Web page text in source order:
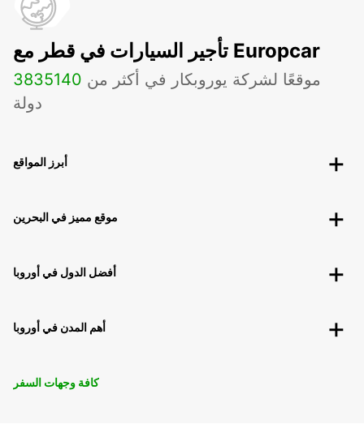
تأجير السيارات في قطر مع Europcar
3835 موقعًا لشركة يوروبكار في أكثر من 140
دولة
أبرز المواقع
موقع مميز في البحرين
أفضل الدول في أوروبا
أهم المدن في أوروبا
كافة وجهات السفر